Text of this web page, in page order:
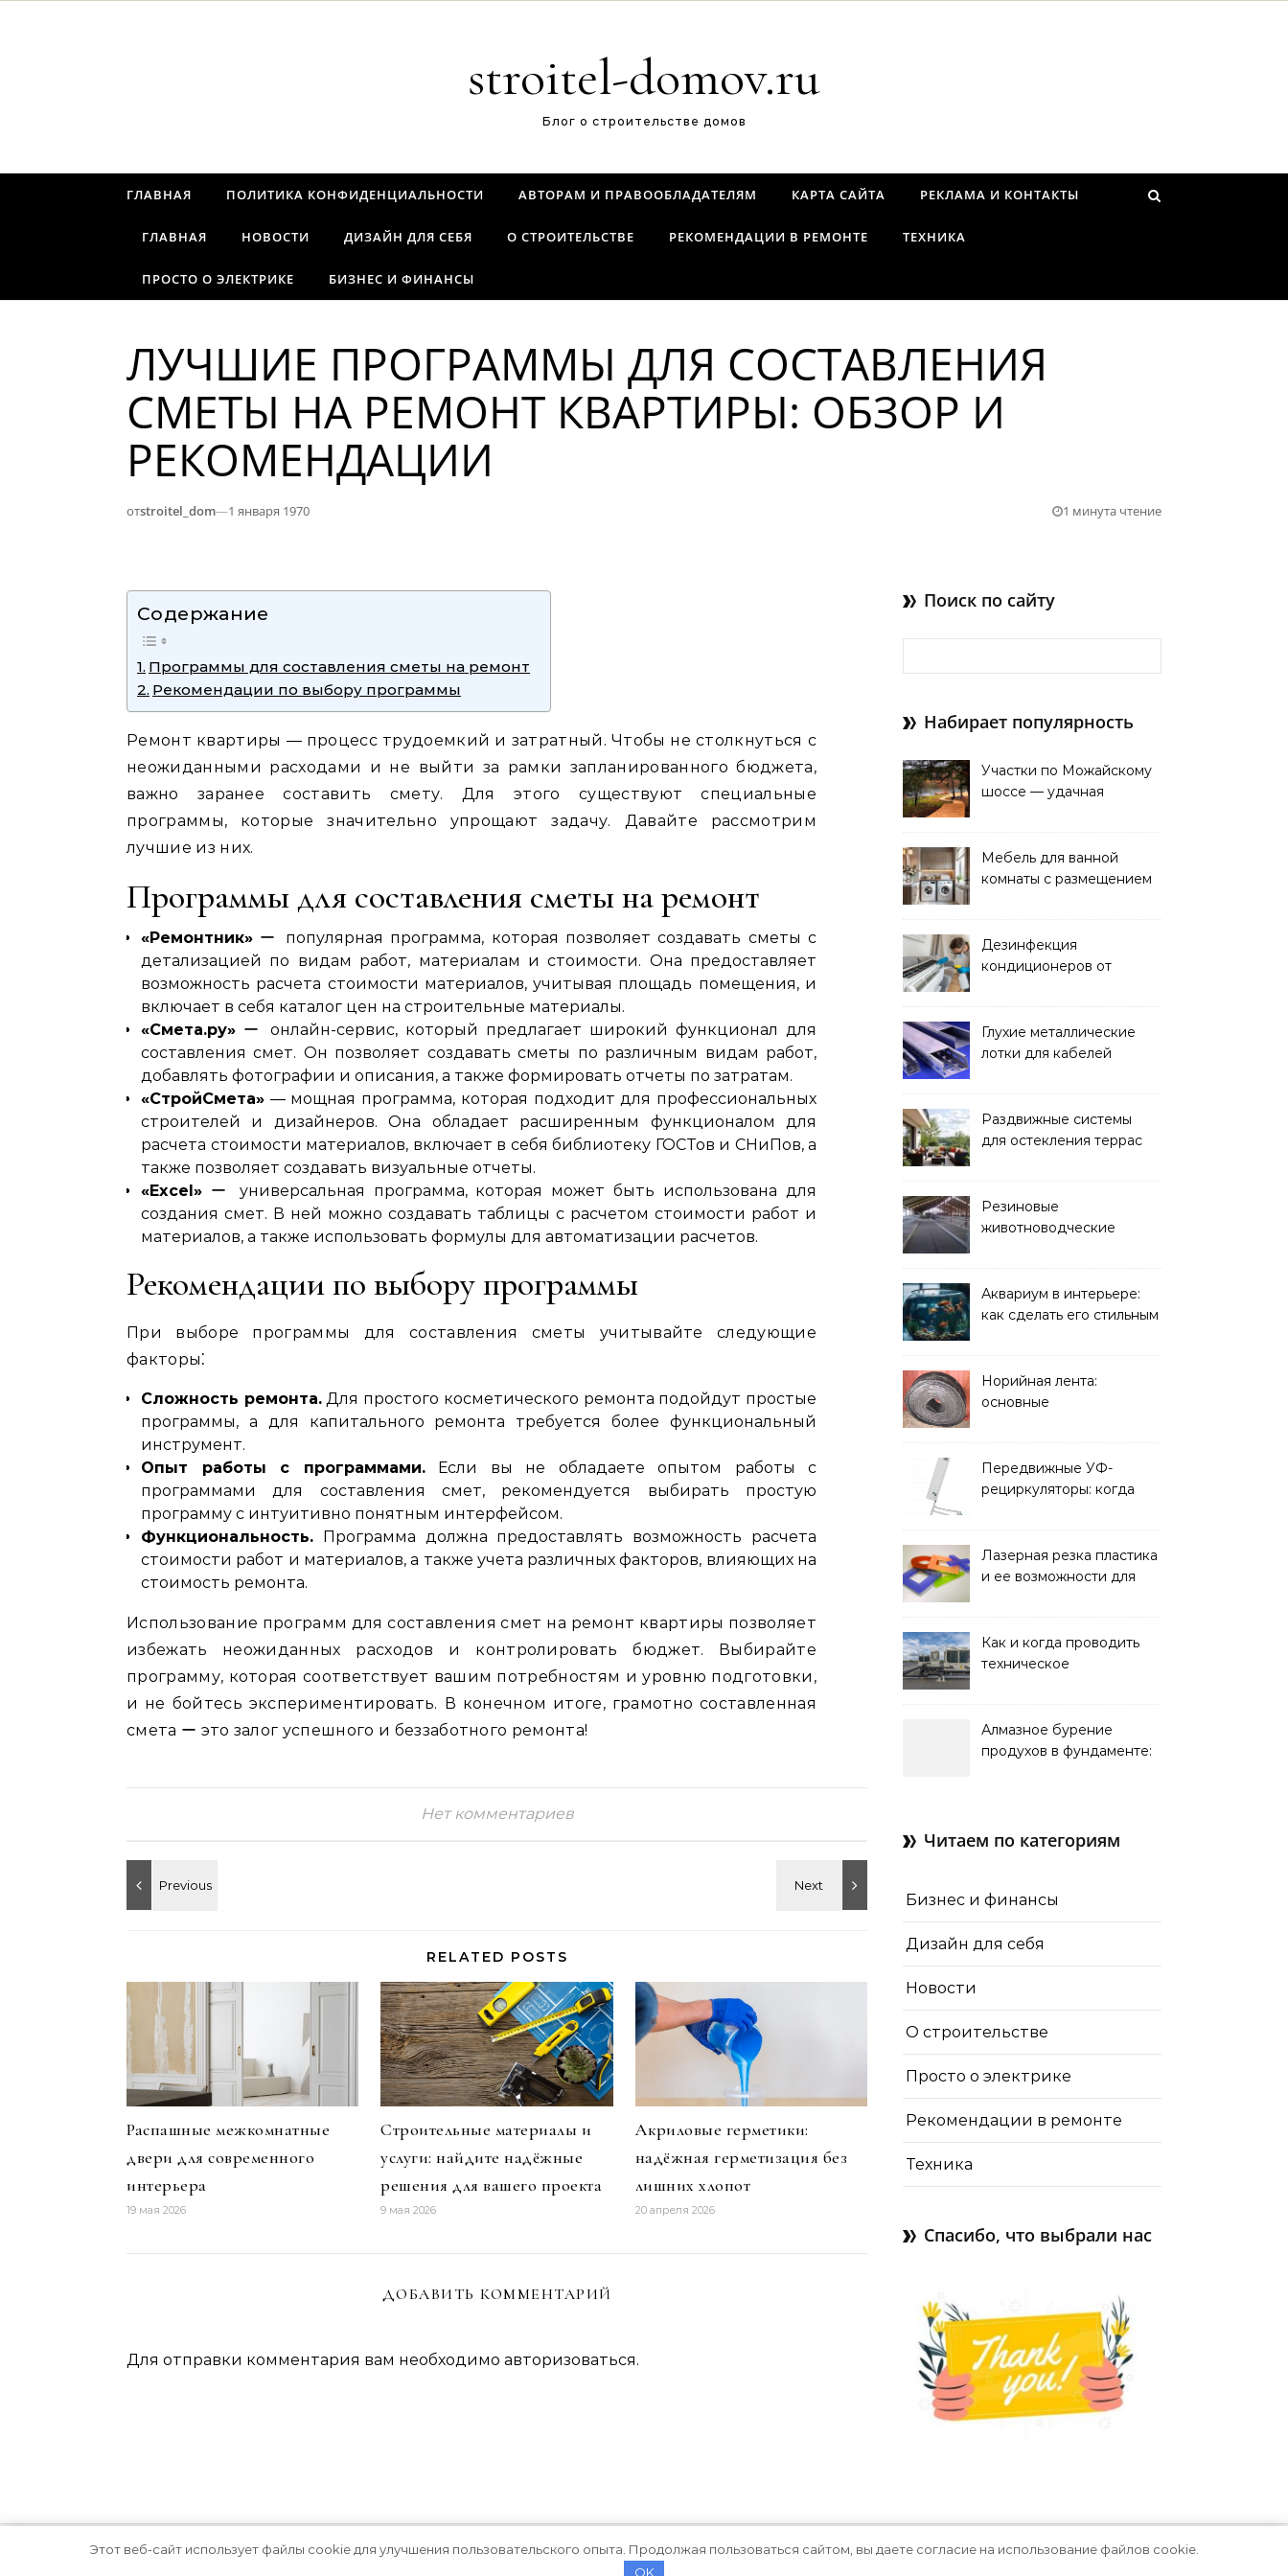
stroitel-domov.ru
Блог о строительстве домов
ГЛАВНАЯ ПОЛИТИКА КОНФИДЕНЦИАЛЬНОСТИ АВТОРАМ И ПРАВООБЛАДАТЕЛЯМ КАРТА САЙТА РЕКЛАМА И КОНТАКТЫ
ГЛАВНАЯ НОВОСТИ ДИЗАЙН ДЛЯ СЕБЯ О СТРОИТЕЛЬСТВЕ РЕКОМЕНДАЦИИ В РЕМОНТЕ ТЕХНИКА
ПРОСТО О ЭЛЕКТРИКЕ БИЗНЕС И ФИНАНСЫ
ЛУЧШИЕ ПРОГРАММЫ ДЛЯ СОСТАВЛЕНИЯ
СМЕТЫ НА РЕМОНТ КВАРТИРЫ: ОБЗОР И
РЕКОМЕНДАЦИИ
отstroitel_dom—1 января 1970 1 минута чтение
Содержание
Программы для составления сметы на ремонт
Рекомендации по выбору программы
Ремонт квартиры ― процесс трудоемкий и затратный. Чтобы не столкнуться с
неожиданными расходами и не выйти за рамки запланированного бюджета,
важно заранее составить смету. Для этого существуют специальные
программы, которые значительно упрощают задачу. Давайте рассмотрим
лучшие из них.
Программы для составления сметы на ремонт
«Ремонтник» ー популярная программа, которая позволяет создавать сметы с
детализацией по видам работ, материалам и стоимости. Она предоставляет
возможность расчета стоимости материалов, учитывая площадь помещения, и
включает в себя каталог цен на строительные материалы.
«Смета.ру» ー онлайн-сервис, который предлагает широкий функционал для
составления смет. Он позволяет создавать сметы по различным видам работ,
добавлять фотографии и описания, а также формировать отчеты по затратам.
«СтройСмета» ― мощная программа, которая подходит для профессиональных
строителей и дизайнеров. Она обладает расширенным функционалом для
расчета стоимости материалов, включает в себя библиотеку ГОСТов и СНиПов, а
также позволяет создавать визуальные отчеты.
«Excel» ー универсальная программа, которая может быть использована для
создания смет. В ней можно создавать таблицы с расчетом стоимости работ и
материалов, а также использовать формулы для автоматизации расчетов.
Рекомендации по выбору программы
При выборе программы для составления сметы учитывайте следующие
факторы⁚
Сложность ремонта.Для простого косметического ремонта подойдут простые
программы, а для капитального ремонта требуется более функциональный
инструмент.
Опыт работы с программами.Если вы не обладаете опытом работы с
программами для составления смет, рекомендуется выбирать простую
программу с интуитивно понятным интерфейсом.
Функциональность. Программа должна предоставлять возможность расчета
стоимости работ и материалов, а также учета различных факторов, влияющих на
стоимость ремонта.
Использование программ для составления смет на ремонт квартиры позволяет
избежать неожиданных расходов и контролировать бюджет. Выбирайте
программу, которая соответствует вашим потребностям и уровню подготовки,
и не бойтесь экспериментировать. В конечном итоге, грамотно составленная
смета ー это залог успешного и беззаботного ремонта!
Нет комментариев
RELATED POSTS
Распашные межкомнатные
двери для современного
интерьера
19 мая 2026
Строительные материалы и
услуги: найдите надёжные
решения для вашего проекта
9 мая 2026
Акриловые герметики:
надёжная герметизация без
лишних хлопот
20 апреля 2026
ДОБАВИТЬ КОММЕНТАРИЙ
Для отправки комментария вам необходимо авторизоваться.
Поиск по сайту
Набирает популярность
Участки по Можайскому
шоссе — удачная
Мебель для ванной
комнаты с размещением
Дезинфекция
кондиционеров от
Глухие металлические
лотки для кабелей
Раздвижные системы
для остекления террас
Резиновые
животноводческие
решать
Аквариум в интерьере:
как сделать его стильным
Норийная лента:
основные
и советы по выбору
Передвижные УФ-
рециркуляторы: когда
Лазерная резка пластика
и ее возможности для
Как и когда проводить
техническое
Алмазное бурение
продухов в фундаменте:
Читаем по категориям
Бизнес и финансы
Дизайн для себя
Новости
О строительстве
Просто о электрике
Рекомендации в ремонте
Техника
Спасибо, что выбрали нас
Optima Themes
Этот веб-сайт использует файлы cookie для улучшения пользовательского опыта. Продолжая пользоваться сайтом, вы даете согласие на использование файлов cookie.
OK